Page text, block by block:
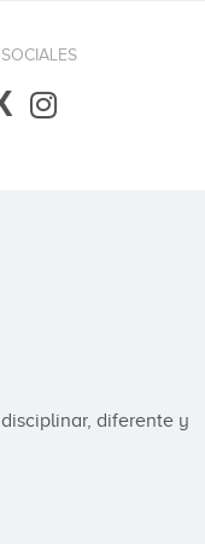
diferente y